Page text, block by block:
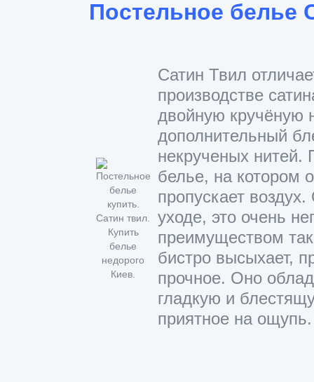
Постельное белье
Сатин Твил
производстве
двойную кручёную
дополнительный
некрученых нитей.
белье, на котором
пропускает
уходе, это очень
преимуществом
бистро высыхает,
прочное. Оно
гладкую и
приятное на